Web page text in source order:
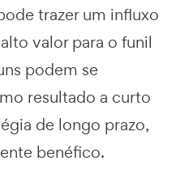
trazer um influxo
valor para o funil
podem se
resultado a curto
de longo prazo,
benéfico.